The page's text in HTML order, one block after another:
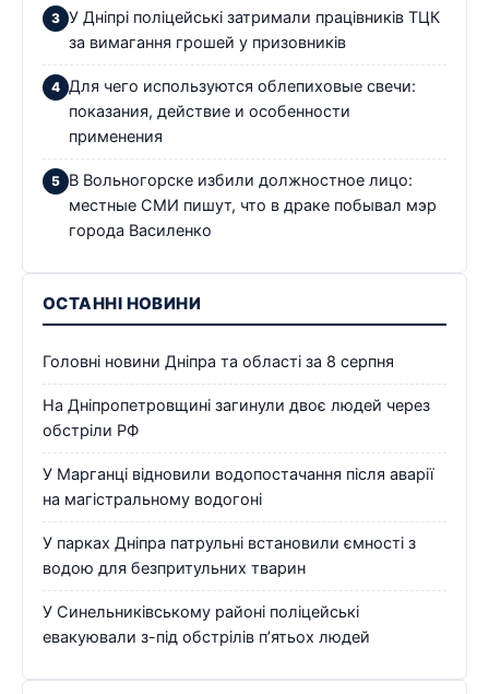
У Дніпрі поліцейські затримали працівників ТЦК
за вимагання грошей у призовників
Для чего используются облепиховые свечи:
показания, действие и особенности
применения
В Вольногорске избили должностное лицо:
местные СМИ пишут, что в драке побывал мэр
города Василенко
ОСТАННІ НОВИНИ
Головні новини Дніпра та області за 8 серпня
На Дніпропетровщині загинули двоє людей через
обстріли РФ
У Марганці відновили водопостачання після аварії
на магістральному водогоні
У парках Дніпра патрульні встановили ємності з
водою для безпритульних тварин
У Синельниківському районі поліцейські
евакуювали з-під обстрілів п’ятьох людей